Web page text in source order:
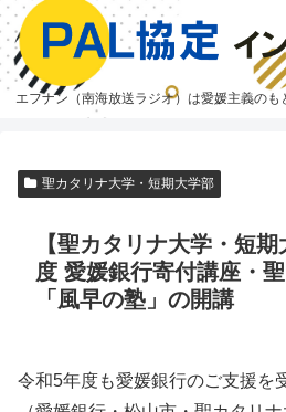
エフナン（南海放送ラジオ）は愛媛主義の
聖カタリナ大学・短期大学部
【聖カタリナ大学・短
度 愛媛銀行寄付講座・
「風早の塾」の開講
令和5年度も愛媛銀行のご支援を